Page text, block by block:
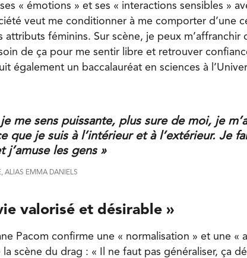
« émotions » et ses « interactions sensibles »
veut me conditionner à me comporter d’une
attributs féminins. Sur scène, je peux m’affranchir
de ça pour me sentir libre et retrouver
également un baccalauréat en sciences à
me sens puissante, plus sure de moi, je
que je suis à l’intérieur et à l’extérieur. Je
j’amuse les gens »
ALIAS EMMA DANIELS
valorisé et désirable »
Pacom confirme une « normalisation » et une «
la scène du drag : « Il ne faut pas généraliser, ça